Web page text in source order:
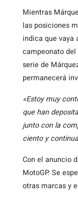
Mientras
las posiciones
indica que vaya
campeonato
serie de
permanecerá
«Estoy muy
que han
junto con la
ciento y
Con el anuncio
MotoGP. Se
otras marcas y